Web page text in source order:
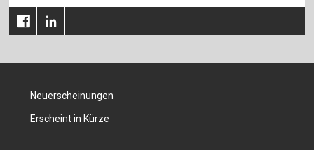
Neuerscheinungen
Erscheint in Kürze